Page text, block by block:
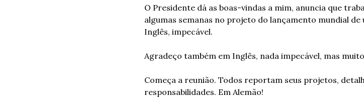
O Presidente dá as boas-vindas a mim, anuncia que
algumas semanas no projeto do lançamento mundial
Inglês, impecável.
Agradeço também em Inglês, nada impecável, mas
Começa a reunião. Todos reportam seus projetos,
responsabilidades. Em Alemão!